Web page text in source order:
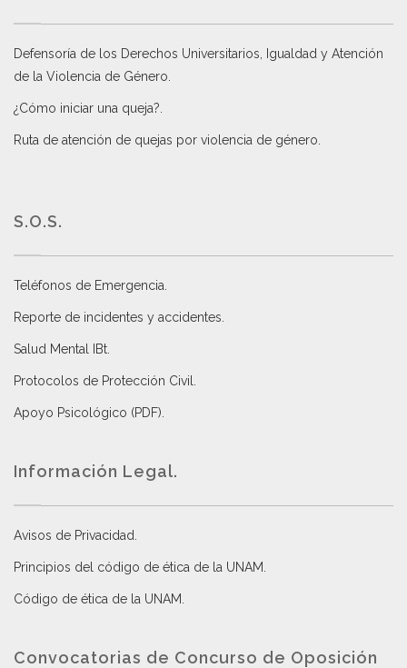
Defensoría de los Derechos Universitarios, Igualdad y Atención
de la Violencia de Género
¿Cómo iniciar una queja?
Ruta de atención de quejas por violencia de género
S.O.S.
Teléfonos de Emergencia.
Reporte de incidentes y accidentes
Salud Mental IBt
Protocolos de Protección Civil
Apoyo Psicológico (PDF)
Información Legal.
Avisos de Privacidad
Principios del código de ética de la UNAM
Código de ética de la UNAM
Convocatorias de Concurso de Oposición